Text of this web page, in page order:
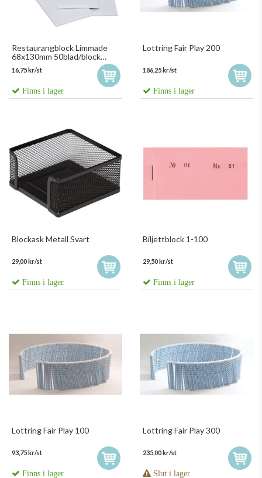
Restaurangblock Limmade
68x130mm 50blad/block
703600
16,75 kr/st
Finns i lager
Lottring Fair Play 200
186,25 kr/st
Finns i lager
Blockask Metall Svart
29,00 kr/st
Finns i lager
Biljettblock 1-100
29,50 kr/st
Finns i lager
Lottring Fair Play 100
93,75 kr/st
Finns i lager
Lottring Fair Play 300
235,00 kr/st
Slut i lager